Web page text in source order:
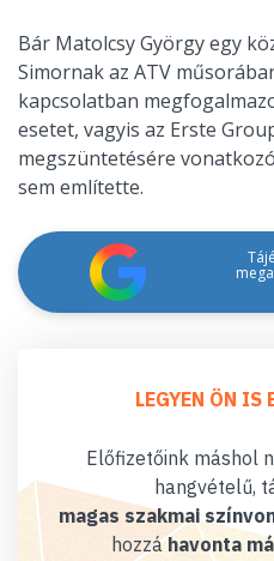
Bár Matolcsy György egy
Simornak az ATV
kapcsolatban
esetet, vagyis az Erste
megszüntetésére
sem említette.
LEGYEN ÖN IS
Előfizetőink máshol
hangvételű,
magas szakmai
hozzáhavonta